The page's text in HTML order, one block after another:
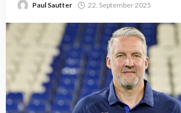
Paul Sautter 22. September 2025